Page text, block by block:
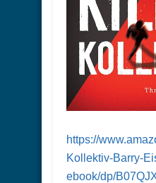
https://
Kollektiv-Barry-
ebook/dp/